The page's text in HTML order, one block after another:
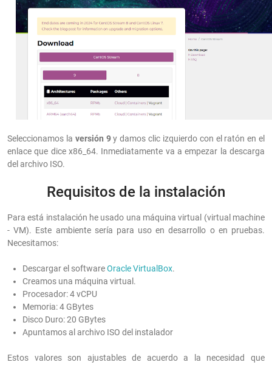
Seleccionamos la versión 9y damos clic izquierdo con el ratón en el
enlace que dice x86_64. Inmediatamente va a empezar la descarga
del archivo ISO.
Requisitos de la instalación
Para está instalación he usado una máquina virtual (virtual machine
- VM). Este ambiente sería para uso en desarrollo o en pruebas.
Necesitamos:
Descargar el softwareOracle VirtualBox.
Creamos una máquina virtual.
Procesador: 4 vCPU
Memoria: 4 GBytes
Disco Duro: 20 GBytes
Apuntamos al archivo ISO del instalador
Estos valores son ajustables de acuerdo a la necesidad que